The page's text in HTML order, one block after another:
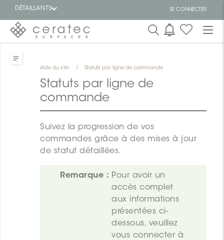
DÉTAILLANTS SE CONNECTER
vedette
Aide du site / Statuts par ligne de commande
Statuts par ligne de
commande
Suivez la progression de vos
commandes grâce à des mises à jour
de statut détaillées.
Remarque : Pour avoir un
accès complet
aux informations
présentées ci-
dessous, veuillez
vous connecter à